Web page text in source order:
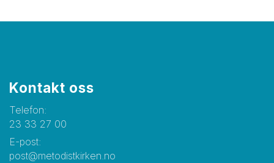
Kontakt oss
Telefon:
23 33 27 00
E-post:
post@metodistkirken.no